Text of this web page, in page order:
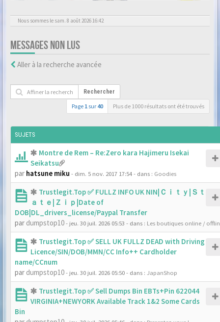
Nous sommes le sam. 8 août 2026 16:42
MESSAGES NON LUS
Aller à la recherche avancée
Rechercher
Page 1 sur 40 Plus de 1000 résultats ont été trouvés
SUJETS
Montre de Rem – Re:Zero kara Hajimeru Isekai
Seikatsu
par hatsune miku - dim. 5 nov. 2017 17:54- dans : Goodies
Trustlegit.Top ✅ FULLZ INFO UK NIN|Ｃｉｔｙ|Ｓｔ
ａｔｅ|Ｚｉｐ|Date of
DOB|DL_drivers_license/Paypal Transfer
par dumpstop10- jeu. 30 juil. 2026 05:53 - dans : Les boutiques online /
Trustlegit.Top ✅ SELL UK FULLZ DEAD with Driving
Licence/SIN/DOB/MMN/CC Info++ Cardholder
name/CCnum
par dumpstop10- jeu. 30 juil. 2026 05:50- dans : JapanShop
Trustlegit.Top ✅ Sell Dumps Bin EBTs+Pin 622044
VIRGINIA+NEWYORK Available Track 1&2 Some Cards
Bin